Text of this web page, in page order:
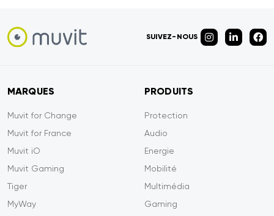
SUIVEZ-NOUS
MARQUES
Muvit for Change
Muvit for France
Muvit iO
Muvit Gaming
Tiger
MyWay
PRODUITS
Protection
Audio
Energie
Mobilité
Multimédia
Gaming